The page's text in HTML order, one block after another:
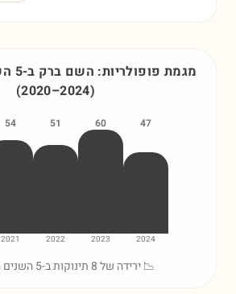
מגמת פופולריות: השם ברק ב-5 השנים האחרונות
(2020–2024)
47
2024
60
2023
51
2022
54
2021
📉 ירידה של 8 תינוקות ב-5 השנים האחרונות